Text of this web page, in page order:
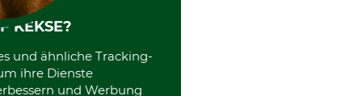
KEKSE?
und ähnliche Tracking-
ihre Dienste
und Werbung